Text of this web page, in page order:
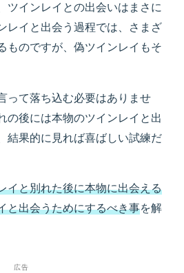
ツインレイとの出会いはまさに
レイと出会う過程では、さまざ
ものですが、偽ツインレイもそ
って落ち込む必要はありませ
の後には本物のツインレイと出
結果的に見れば喜ばしい試練だ
イと別れた後に本物に出会える
と出会うためにするべき事を解
広告